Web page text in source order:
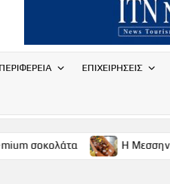
ΠΕΡΙΦΕΡΕΙΑ ΕΠΙΧΕΙΡΗΣΕΙΣ
Η Μεσσηνία επενδύει